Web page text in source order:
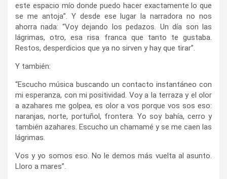
este espacio mío donde puedo hacer exactamente lo que
se me antoja”. Y desde ese lugar la narradora no nos
ahorra nada: “Voy dejando los pedazos. Un día son las
lágrimas, otro, esa risa franca que tanto te gustaba.
Restos, desperdicios que ya no sirven y hay que tirar”.
Y también:
“Escucho música buscando un contacto instantáneo con
mi esperanza, con mi positividad. Voy a la terraza y el olor
a azahares me golpea, es olor a vos porque vos sos eso:
naranjas, norte, portuñol, frontera. Yo soy bahía, cerro y
también azahares. Escucho un chamamé y se me caen las
lágrimas.
Vos y yo somos eso. No le demos más vuelta al asunto.
Lloro a mares”.